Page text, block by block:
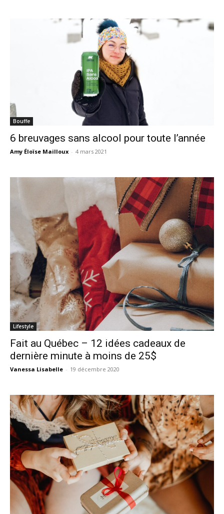
Bouffe
6 breuvages sans alcool pour toute l’année
Amy Éloïse Mailloux - 4 mars 2021
Lifestyle
Fait au Québec – 12 idées cadeaux de
dernière minute à moins de 25$
Vanessa Lisabelle - 19 décembre 2020